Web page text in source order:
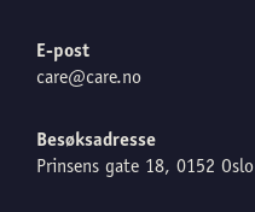
E-post
care@care.no
Besøksadresse
Prinsens gate 18, 0152 Oslo